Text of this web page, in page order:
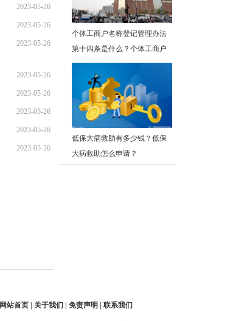
09:27:26
2023-05-26
09:15:27
2023-05-26
09:34:06
2023-05-26
2023-05-26
09:09:03
2023-05-26
09:09:45
2023-05-26
08:45:15
2023-05-26
08:58:03
2023-05-26
个体工商户名称登记管理办法
第十四条是什么？个体工商户
名称预先核准通知书有什么内
低保大病救助有多少钱？低保
大病救助怎么申请？
网站首页 | 关于我们 | 免责声明 | 联系我们